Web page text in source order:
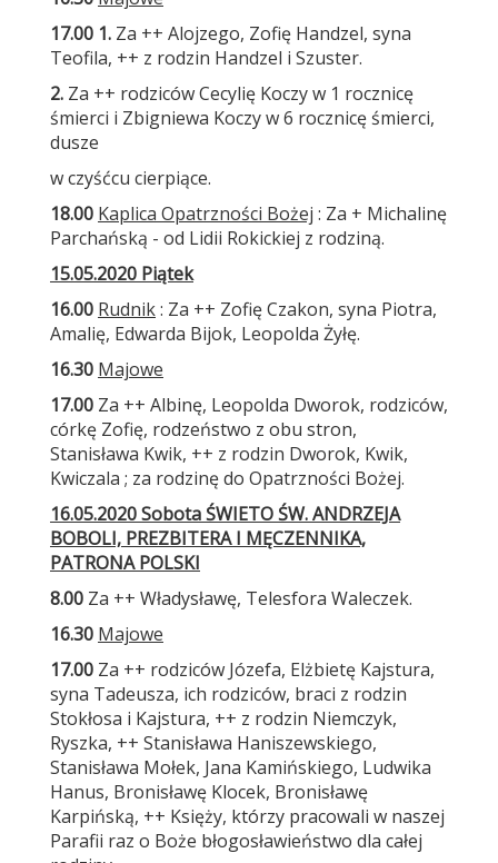
17.00 1. Za ++ Alojzego, Zofię Handzel, syna
Teofila, ++ z rodzin Handzel i Szuster.
2. Za ++ rodziców Cecylię Koczy w 1 rocznicę
śmierci i Zbigniewa Koczy w 6 rocznicę śmierci,
dusze
w czyśćcu cierpiące.
18.00 Kaplica Opatrzności Bożej : Za + Michalinę
Parchańską - od Lidii Rokickiej z rodziną.
15.05.2020 Piątek
16.00 Rudnik: Za ++ Zofię Czakon, syna Piotra,
Amalię, Edwarda Bijok, Leopolda Żyłę.
16.30 Majowe
17.00 Za ++ Albinę, Leopolda Dworok, rodziców,
córkę Zofię, rodzeństwo z obu stron,
Stanisława Kwik, ++ z rodzin Dworok, Kwik,
Kwiczala ; za rodzinę do Opatrzności Bożej.
16.05.2020 Sobota ŚWIETO ŚW. ANDRZEJA
BOBOLI, PREZBITERA I MĘCZENNIKA,
PATRONA POLSKI
8.00 Za ++ Władysławę, Telesfora Waleczek.
16.30 Majowe
17.00 Za ++ rodziców Józefa, Elżbietę Kajstura,
syna Tadeusza, ich rodziców, braci z rodzin
Stokłosa i Kajstura, ++ z rodzin Niemczyk,
Ryszka, ++ Stanisława Haniszewskiego,
Stanisława Mołek, Jana Kamińskiego, Ludwika
Hanus, Bronisławę Klocek, Bronisławę
Karpińską, ++ Księży, którzy pracowali w naszej
Parafii raz o Boże błogosławieństwo dla całej